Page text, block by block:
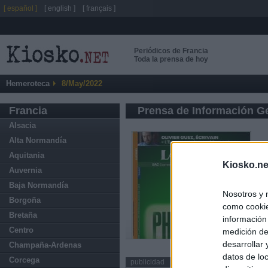
Nosotros y
como
medición
desarrollar
datos de
Periódicos de Francia
Toda la prensa de hoy
Hemeroteca 8/May/2022
Francia
Alsacia
Alta Normandía
Aquitania
Auvernia
Baja Normandía
Borgoña
Bretaña
Centro
Champaña-Ardenas
Corcega
Prensa de Información
publicidad
[ español ] [ english ] [ français ]